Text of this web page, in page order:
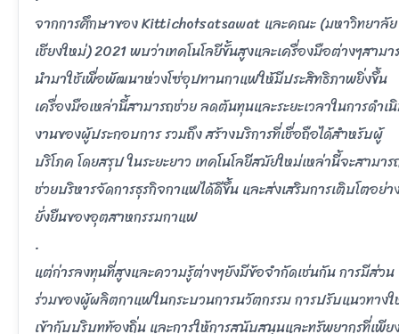
จากการศึกษาของ Kittichotsatsawat และคณะ (มหาวิทยาลัย
เชียงใหม่) 2021 พบว่าเทคโนโลยีขั้นสูงและเครื่องมือต่างๆสามา
นำมาใช้เพื่อพัฒนาห่วงโซ่อุปทานกาแฟให้มีประสิทธิภาพยิ่งขึ้น
เครื่องมือเหล่านี้สามารถช่วย ลดต้นทุนและระยะเวลาในการดำเ
งานของผู้ประกอบการ รวมถึง สร้างบริการที่เชื่อถือได้สำหรับผู้
บริโภค โดยสรุป ในระยะยาว เทคโนโลยีสมัยใหม่เหล่านี้จะสามาร
ช่วยบริหารจัดการธุรกิจกาแฟได้ดีขึ้น และส่งเสริมการเติบโตอย่า
ยั่งยืนของอุตสาหกรรมกาแฟ
.
แต่ก่ารลงทุนที่สูงและความรู้ต่างๆยังมีข้อจำกัดเช่นกัน การมีส่วน
ร่วมของผู้ผลิตกาแฟในกระบวนการนวัตกรรม การปรับแนวทาง
เข้ากับบริบทท้องถิ่น และการให้การสนับสนุนและทรัพยากรที่เพีย